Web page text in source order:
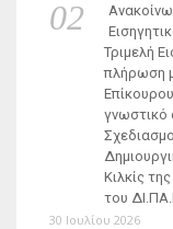
Τριμελή
πλήρωση
γνωστικό
Κιλκίς
του
30 Ιουλίου 2026